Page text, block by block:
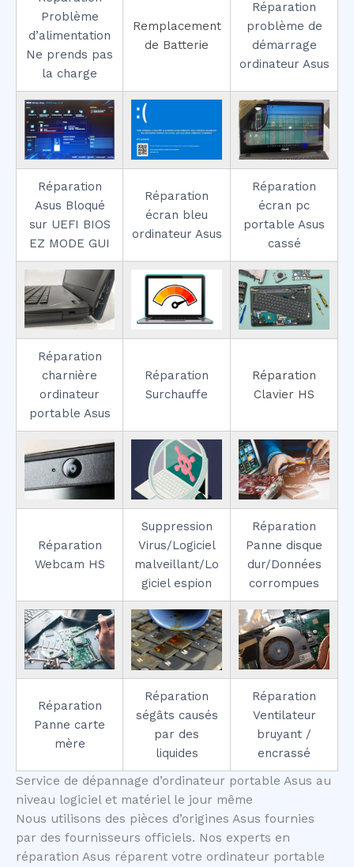
Problème
d’alimentation
Ne prends pas
la charge
Remplacement
de Batterie
Réparation
problème de
démarrage
ordinateur Asus
Réparation
Asus Bloqué
sur UEFI BIOS
EZ MODE GUI
Réparation
écran bleu
ordinateur Asus
Réparation
écran pc
portable Asus
cassé
Réparation
charnière
ordinateur
portable Asus
Réparation
Surchauffe
Réparation
Clavier HS
Réparation
Webcam HS
Suppression
Virus/Logiciel
malveillant/Lo
giciel espion
Réparation
Panne disque
dur/Données
corrompues
Réparation
Panne carte
mère
Réparation
ségâts causés
par des
liquides
Réparation
Ventilateur
bruyant /
encrassé
Service de dépannage d’ordinateur portable Asus au
niveau logiciel et matériel le jour même
Nous utilisons des pièces d’origines Asus fournies
par des fournisseurs officiels. Nos experts en
réparation Asus réparent votre ordinateur portable